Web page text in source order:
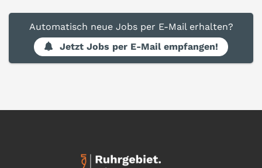
Automatisch neue Jobs per E-Mail erhalten?
Jetzt Jobs per E-Mail empfangen!